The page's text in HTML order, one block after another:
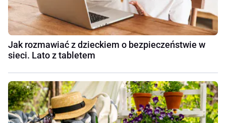
Jak rozmawiać z dzieckiem o bezpieczeństwie w
sieci. Lato z tabletem